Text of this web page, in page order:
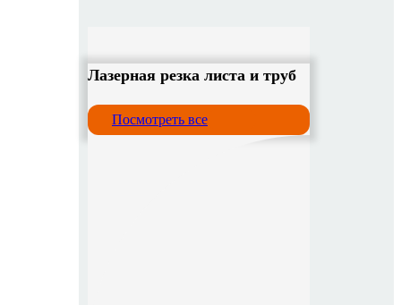
Лазерная резка листа и труб
Посмотреть все